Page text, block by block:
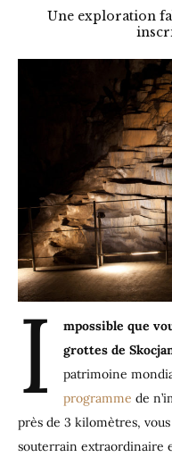
Une exploration
I
mpossible que
grottes de
patrimoine
programme de
près de 3 kilomètres,
souterrain extraordinaire